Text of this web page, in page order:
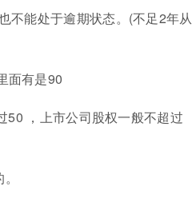
不能处于逾期状态。(不足2年从
面有是90
50 ，上市公司股权一般不超过